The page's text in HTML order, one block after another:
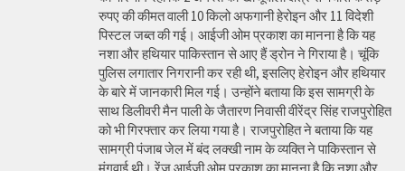
रुपए की कीमत वाली 10 किलो अफगानी हेरोइन और 11 विदेशी
पिस्टल जब्त की गई। आईजी ओम प्रकाश का मानना है कि यह
नशा और हथियार पाकिस्तान से आए हैं ड्रोन ने गिराया है। चूंकि
पुलिस लगातार निगरानी कर रही थी, इसलिए हेरोइन और हथियार
के बारे में जानकारी मिल गई। उन्होंने बताया कि इस सामग्री के
साथ डिलीवरी मैन पाली के जैतारण निवासी वीरेंद्र सिंह राजपुरोहित
को भी गिरफ्तार कर लिया गया है। राजपुरोहित ने बताया कि यह
सामग्री पंजाब जेल में बंद लक्खी नाम के व्यक्ति ने पाकिस्तान से